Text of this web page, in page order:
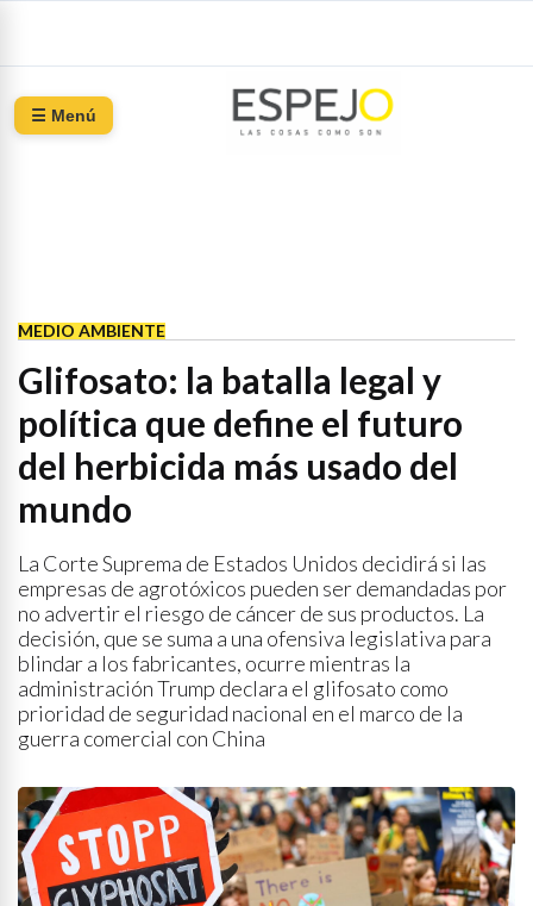
☰ Menú
MEDIO AMBIENTE
Glifosato: la batalla legal y
política que define el futuro
del herbicida más usado del
mundo
La Corte Suprema de Estados Unidos decidirá si las
empresas de agrotóxicos pueden ser demandadas por
no advertir el riesgo de cáncer de sus productos. La
decisión, que se suma a una ofensiva legislativa para
blindar a los fabricantes, ocurre mientras la
administración Trump declara el glifosato como
prioridad de seguridad nacional en el marco de la
guerra comercial con China